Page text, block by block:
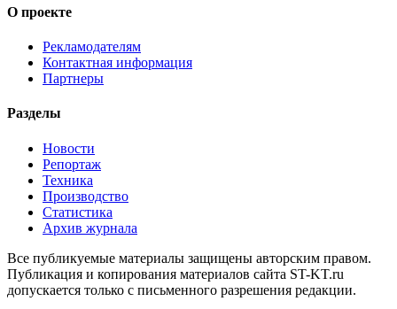
О проекте
Рекламодателям
Контактная информация
Партнеры
Разделы
Новости
Репортаж
Техника
Производство
Статистика
Архив журнала
Все публикуемые материалы защищены авторским правом.
Публикация и копирования материалов сайта ST-KT.ru
допускается только с письменного разрешения редакции.